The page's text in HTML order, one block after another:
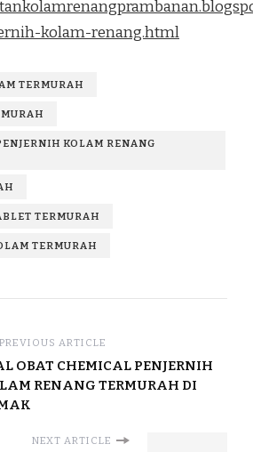
kolam-renang.html
TERMURAH
KOLAM RENANG
TERMURAH
TERMURAH
PREVIOUS ARTICLE
OBAT CHEMICAL PENJERNIH
RENANG TERMURAH DI
NEXT ARTICLE